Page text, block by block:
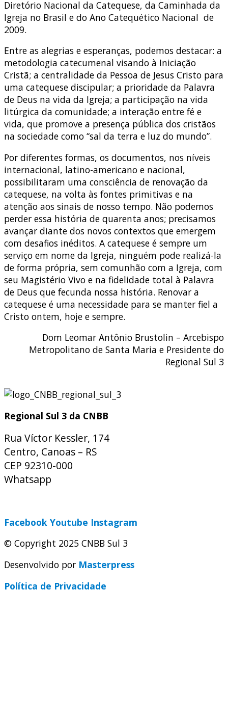
Diretório Nacional da Catequese, da Caminhada da
Igreja no Brasil e do Ano Catequético Nacional de
2009.
Entre as alegrias e esperanças, podemos destacar: a
metodologia catecumenal visando à Iniciação
Cristã; a centralidade da Pessoa de Jesus Cristo para
uma catequese discipular; a prioridade da Palavra
de Deus na vida da Igreja; a participação na vida
litúrgica da comunidade; a interação entre fé e
vida, que promove a presença pública dos cristãos
na sociedade como “sal da terra e luz do mundo”.
Por diferentes formas, os documentos, nos níveis
internacional, latino-americano e nacional,
possibilitaram uma consciência de renovação da
catequese, na volta às fontes primitivas e na
atenção aos sinais de nosso tempo. Não podemos
perder essa história de quarenta anos; precisamos
avançar diante dos novos contextos que emergem
com desafios inéditos. A catequese é sempre um
serviço em nome da Igreja, ninguém pode realizá-la
de forma própria, sem comunhão com a Igreja, com
seu Magistério Vivo e na fidelidade total à Palavra
de Deus que fecunda nossa história. Renovar a
catequese é uma necessidade para se manter fiel a
Cristo ontem, hoje e sempre.
Dom Leomar Antônio Brustolin – Arcebispo
Metropolitano de Santa Maria e Presidente do
Regional Sul 3
Regional Sul 3 da CNBB
Rua Víctor Kessler, 174
Centro, Canoas – RS
CEP 92310-000
Whatsapp
Facebook Youtube Instagram
© Copyright 2025 CNBB Sul 3
Desenvolvido por Masterpress
Política de Privacidade